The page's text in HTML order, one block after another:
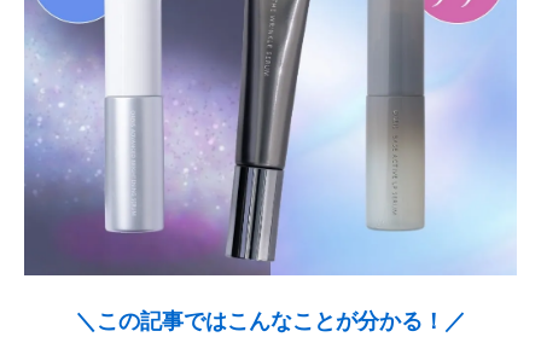
＼この記事ではこんなことが分かる！／